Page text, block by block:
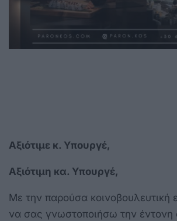
Αξιότιμε κ. Υπουργέ,
Αξιότιμη κα. Υπουργέ,
Με την παρούσα
να σας γνωστοποιήσω την έντονη